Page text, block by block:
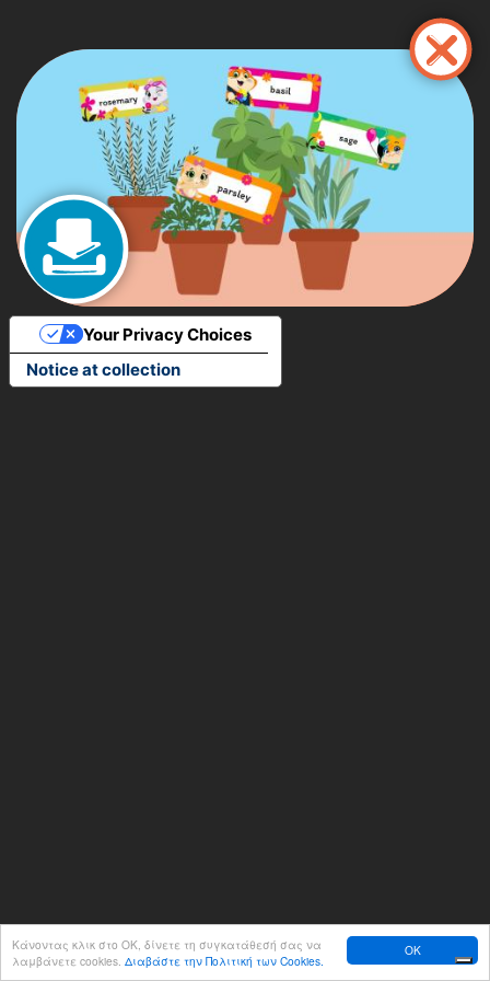
OK
Κάνοντας κλικ στο ΟΚ, δίνετε τη συγκατάθεσή σας να
λαμβάνετε cookies. Διαβάστε την Πολιτική των Cookies.
το
κυρίως
περιεχόμενο
Notice at collection
Your Privacy Choices